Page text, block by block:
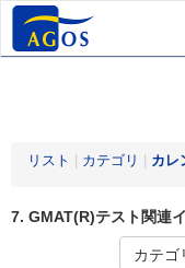
リスト カテゴリ カレ
7. GMAT(R)テスト関連
カテゴ